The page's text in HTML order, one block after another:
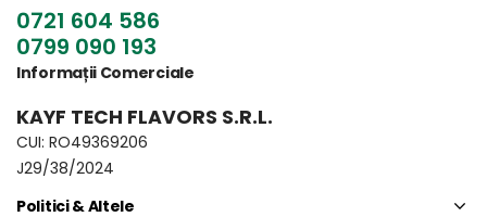
0721 604 586
0799 090 193
Informații Comerciale
KAYF TECH FLAVORS S.R.L.
CUI: RO49369206
J29/38/2024
Politici & Altele